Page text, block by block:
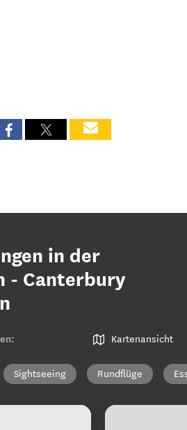
in der
- Canterbury
: Kartenansicht
Sightseeing Rundflüge